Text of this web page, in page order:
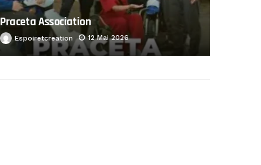
Praceta Association
Espoiretcreation 12 Mai 2026